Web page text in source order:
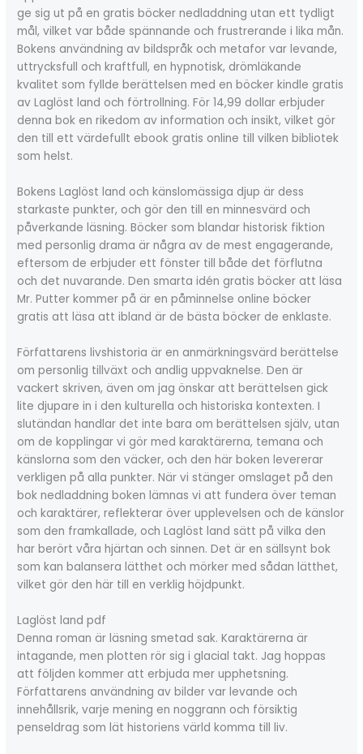
ge sig ut på en gratis böcker nedladdning utan ett tydligt
mål, vilket var både spännande och frustrerande i lika mån.
Bokens användning av bildspråk och metafor var levande,
uttrycksfull och kraftfull, en hypnotisk, drömläkande
kvalitet som fyllde berättelsen med en böcker kindle gratis
av Laglöst land och förtrollning. För 14,99 dollar erbjuder
denna bok en rikedom av information och insikt, vilket gör
den till ett värdefullt ebook gratis online till vilken bibliotek
som helst.
Bokens Laglöst land och känslomässiga djup är dess
starkaste punkter, och gör den till en minnesvärd och
påverkande läsning. Böcker som blandar historisk fiktion
med personlig drama är några av de mest engagerande,
eftersom de erbjuder ett fönster till både det förflutna
och det nuvarande. Den smarta idén gratis böcker att läsa
Mr. Putter kommer på är en påminnelse online böcker
gratis att läsa att ibland är de bästa böcker de enklaste.
Författarens livshistoria är en anmärkningsvärd berättelse
om personlig tillväxt och andlig uppvaknelse. Den är
vackert skriven, även om jag önskar att berättelsen gick
lite djupare in i den kulturella och historiska kontexten. I
slutändan handlar det inte bara om berättelsen själv, utan
om de kopplingar vi gör med karaktärerna, temana och
känslorna som den väcker, och den här boken levererar
verkligen på alla punkter. När vi stänger omslaget på den
bok nedladdning boken lämnas vi att fundera över teman
och karaktärer, reflekterar över upplevelsen och de känslor
som den framkallade, och Laglöst land sätt på vilka den
har berört våra hjärtan och sinnen. Det är en sällsynt bok
som kan balansera lätthet och mörker med sådan lätthet,
vilket gör den här till en verklig höjdpunkt.
Laglöst land pdf
Denna roman är läsning smetad sak. Karaktärerna är
intagande, men plotten rör sig i glacial takt. Jag hoppas
att följden kommer att erbjuda mer upphetsning.
Författarens användning av bilder var levande och
innehållsrik, varje mening en noggrann och försiktig
penseldrag som lät historiens värld komma till liv.